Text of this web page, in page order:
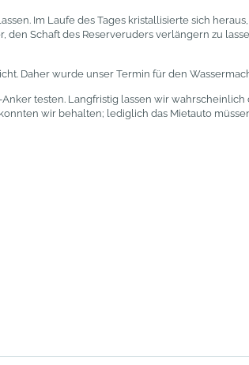
Im Laufe des Tages kristallisierte sich
Schaft des Reserveruders verlängern zu
Daher wurde unser Termin für den
testen. Langfristig lassen wir
wir behalten; lediglich das Mietauto